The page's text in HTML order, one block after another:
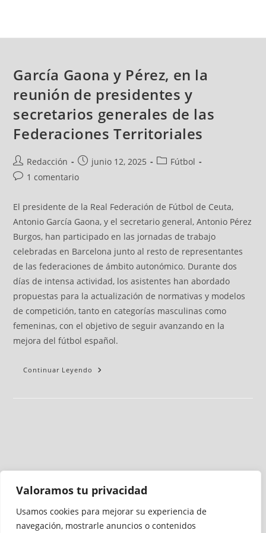
Valoramos tu privacidad
Usamos cookies para mejorar su experiencia de
navegación, mostrarle anuncios o contenidos
García Gaona y Pérez, en la
reunión de presidentes y
secretarios generales de las
Federaciones Territoriales
Redacción junio 12, 2025
Fútbol
1 comentario
El presidente de la Real Federación de Fútbol de Ceuta,
Antonio García Gaona, y el secretario general, Antonio Pérez
Burgos, han participado en las jornadas de trabajo
celebradas en Barcelona junto al resto de representantes
de las federaciones de ámbito autonómico. Durante dos
días de intensa actividad, los asistentes han abordado
propuestas para la actualización de normativas y modelos
de competición, tanto en categorías masculinas como
femeninas, con el objetivo de seguir avanzando en la
mejora del fútbol español.
Continuar Leyendo
Medio auditado por